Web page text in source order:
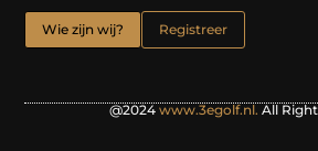
Wie zijn wij? Registreer
@2024www.3egolf.nl.All